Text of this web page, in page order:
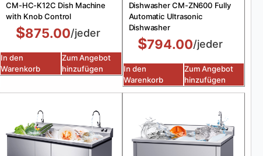
CM-HC-K12C Dish Machine
with Knob Control
$875.00/jeder
In den
Warenkorb
Zum Angebot
hinzufügen
Dishwasher CM-ZN600 Fully
Automatic Ultrasonic
Dishwasher
$794.00/jeder
In den
Warenkorb
Zum Angebot
hinzufügen